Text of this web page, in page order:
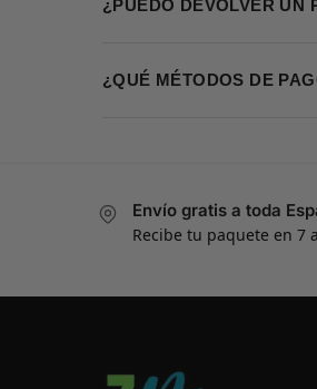
¿PUEDO DEVOLVER UN
¿QUÉ MÉTODOS DE
Envío gratis a toda
Recibe tu paquete en 7